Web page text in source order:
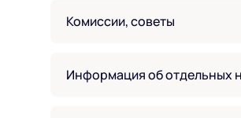
Комиссии, советы
Информация об отдельных